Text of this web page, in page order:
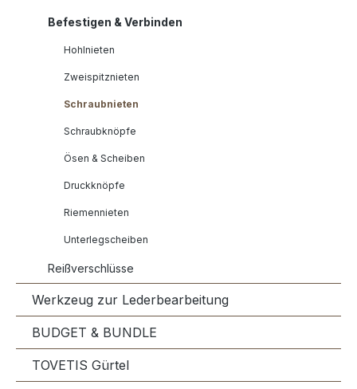
Befestigen & Verbinden
Hohlnieten
Zweispitznieten
Schraubnieten
Schraubknöpfe
Ösen & Scheiben
Druckknöpfe
Riemennieten
Unterlegscheiben
Reißverschlüsse
Werkzeug zur Lederbearbeitung
BUDGET & BUNDLE
TOVETIS Gürtel